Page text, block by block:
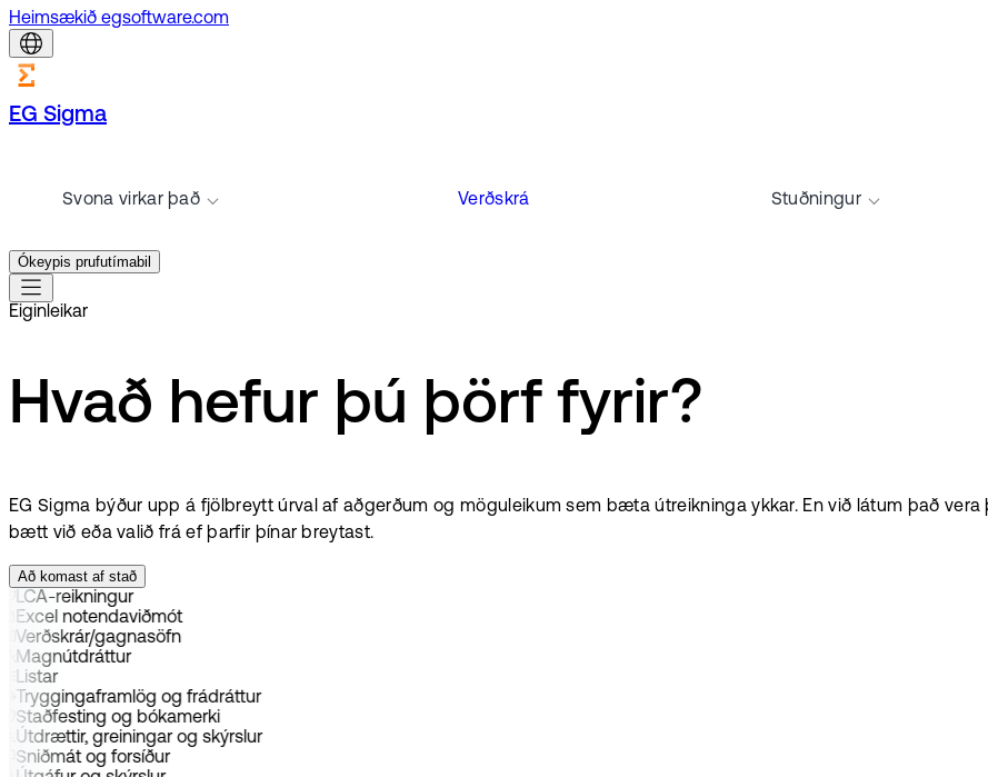
Heimsækið egsoftware.com
EG Sigma
Svona virkar það Verðskrá Stuðningur
Ókeypis prufutímabil
Eiginleikar
Hvað hefur þú þörf fyrir?
EG Sigma býður upp á fjölbreytt úrval af aðgerðum og möguleikum sem bæta útreikninga ykkar. En við látum það
bætt við eða valið frá ef þarfir þínar breytast.
Að komast af stað
LCA-reikningur
Excel notendaviðmót
Verðskrár/gagnasöfn
Magnútdráttur
Listar
Tryggingaframlög og frádráttur
Staðfesting og bókamerki
Útdrættir, greiningar og skýrslur
Sniðmát og forsíður